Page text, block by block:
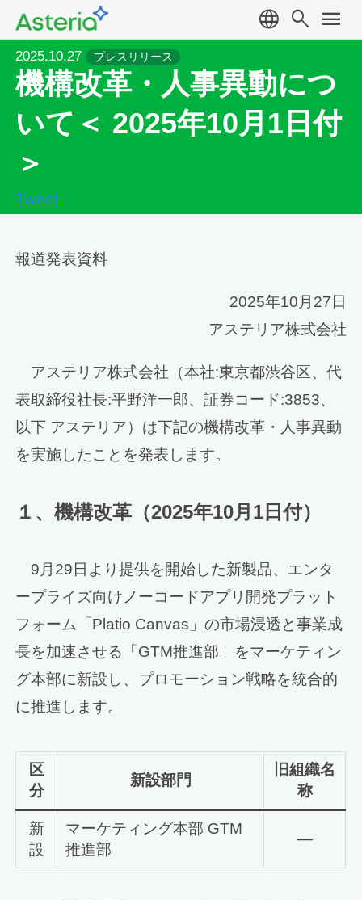
language search menu
2025.10.27 プレスリリース
機構改革・人事異動につ
いて＜ 2025年10月1日付
＞
Tweet
報道発表資料
2025年10月27日
アステリア株式会社
アステリア株式会社（本社:東京都渋谷区、代
表取締役社長:平野洋一郎、証券コード:3853、
以下 アステリア）は下記の機構改革・人事異動
を実施したことを発表します。
１、機構改革 （2025年10月 1 日付）
9月29日より提供を開始した新製品、エンタ
ープライズ向けノーコードアプリ開発プラット
フォーム「Platio Canvas」の市場浸透と事業成
長を加速させる「GTM推進部」をマーケティン
グ本部に新設し、プロモーション戦略を統合的
に推進します。
区
分
新設部門
旧組織名
称
新
設
マーケティング本部 GTM
推進部
―